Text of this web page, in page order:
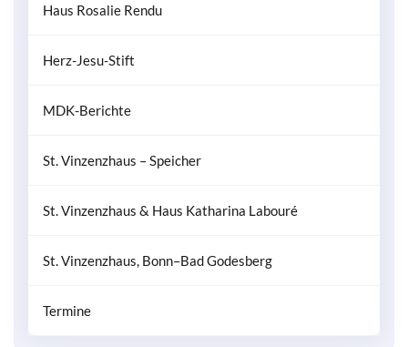
Haus Rosalie Rendu
Herz-Jesu-Stift
MDK-Berichte
St. Vinzenzhaus – Speicher
St. Vinzenzhaus & Haus Katharina Labouré
St. Vinzenzhaus, Bonn–Bad Godesberg
Termine